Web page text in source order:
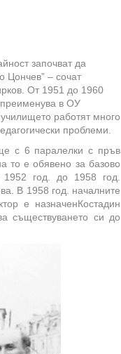
започват да
Цончев” – сочат
От 1951 до 1960
преименува в ОУ
работят много
проблеми.
с 6 паралелки с пръв
то е обявено за базово
1952 год. до 1958 год.
В 1958 год. началните
е назначенКостадин
съществуването си до